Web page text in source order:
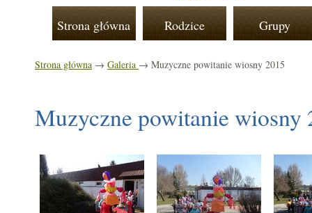
Strona główna Rodzice Grupy
Strona główna → Galeria → Muzyczne powitanie wiosny 2015
Muzyczne powitanie wiosny